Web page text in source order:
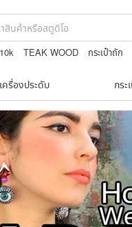
10k TEAK WOOD กระเป๋าถัก
เครื่องประดับ กระ